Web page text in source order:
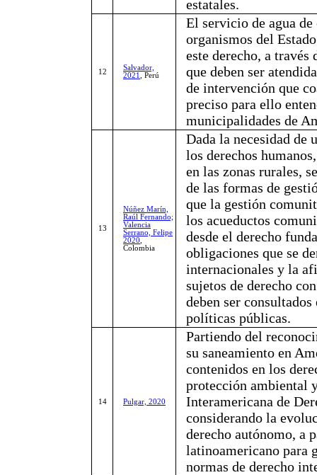
estatales.
12
Salvador,
2021
, Perú
El servicio de agua
organismos del
este derecho, a
que deben ser
de intervención que
preciso para ello
municipalidades de
13
Núñez Marín,
Raúl Fernando;
Valencia
Serrano, Felipe
2020
Colombia
Dada la necesidad de
los derechos
en las zonas rurales,
de las formas de
que la gestión
los acueductos
desde el derecho
obligaciones que se
internacionales y la
sujetos de derecho
deben ser
políticas públicas.
14 Pulgar, 2020
Partiendo del
su saneamiento en
contenidos en los
protección ambiental
Interamericana de
considerando la
derecho autónomo, a
latinoamericano para
normas de derecho